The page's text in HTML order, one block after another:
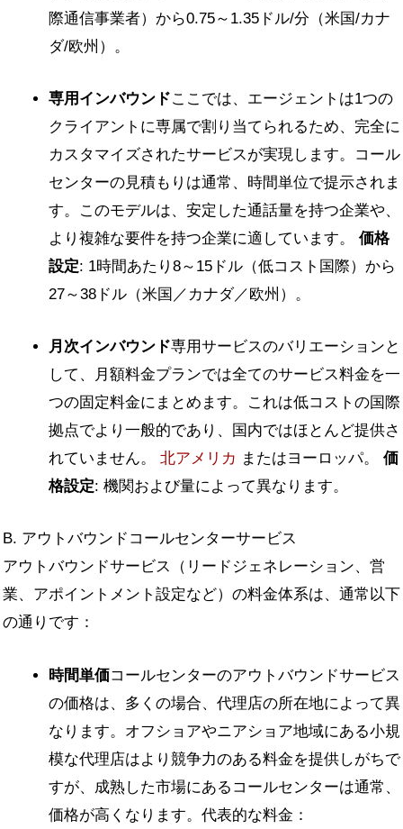
際通信事業者）から0.75～1.35ドル/分（米国/カナ
ダ/欧州）。
専用インバウンドここでは、エージェントは1つの
クライアントに専属で割り当てられるため、完全に
カスタマイズされたサービスが実現します。コール
センターの見積もりは通常、時間単位で提示されま
す。このモデルは、安定した通話量を持つ企業や、
より複雑な要件を持つ企業に適しています。 価格
設定: 1時間あたり8～15ドル（低コスト国際）から
27～38ドル（米国／カナダ／欧州）。
月次インバウンド専用サービスのバリエーションと
して、月額料金プランでは全てのサービス料金を一
つの固定料金にまとめます。これは低コストの国際
拠点でより一般的であり、国内ではほとんど提供さ
れていません。 北アメリカ またはヨーロッパ。 価
格設定: 機関および量によって異なります。
B. アウトバウンドコールセンターサービス
アウトバウンドサービス（リードジェネレーション、営
業、アポイントメント設定など）の料金体系は、通常以下
の通りです：
時間単価コールセンターのアウトバウンドサービス
の価格は、多くの場合、代理店の所在地によって異
なります。オフショアやニアショア地域にある小規
模な代理店はより競争力のある料金を提供しがちで
すが、成熟した市場にあるコールセンターは通常、
価格が高くなります。代表的な料金：